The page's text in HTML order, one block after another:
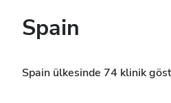
Tüm Diyalizler
HDF Diyaliz
Puan
Fiyat
Spain
Spain ülkesinde 74 klinik